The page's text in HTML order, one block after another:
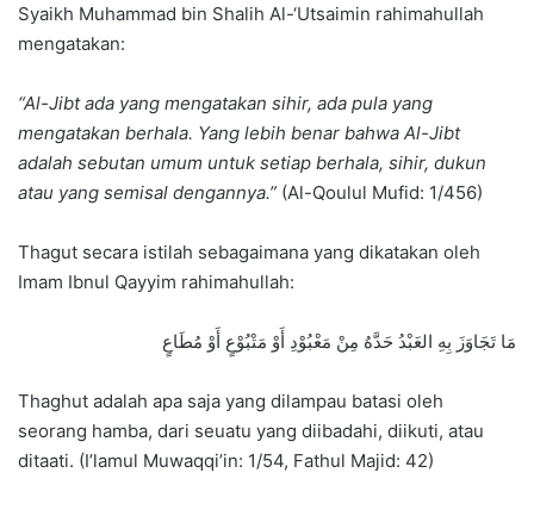
Syaikh Muhammad bin Shalih Al-‘Utsaimin rahimahullah
mengatakan:
“Al-Jibt ada yang mengatakan sihir, ada pula yang
mengatakan berhala. Yang lebih benar bahwa Al-Jibt
adalah sebutan umum untuk setiap berhala, sihir, dukun
atau yang semisal dengannya.” (Al-Qoulul Mufid: 1/456)
Thagut secara istilah sebagaimana yang dikatakan oleh
Imam Ibnul Qayyim rahimahullah:
مَا تَجَاوَزَ بِهِ العَبْدُ حَدَّهُ مِنْ مَعْبُوْدِ أَوْ مَتْبُوْعٍ أَوْ مُطَاعٍ
Thaghut adalah apa saja yang dilampau batasi oleh
seorang hamba, dari seuatu yang diibadahi, diikuti, atau
ditaati. (I’lamul Muwaqqi’in: 1/54, Fathul Majid: 42)